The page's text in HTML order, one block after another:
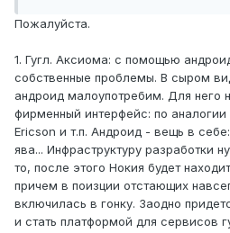
Пожалуйста.
1. Гугл. Аксиома: с помощью
собственные проблемы. В сыром
андроид малоупотребим. Для него
фирменный интерфейс: по
Ericson и т.п. Андроид - вещь в
ява... Инфраструктуру разработки
то, после этого Нокия будет
причем в поизции отстающих
включилась в гонку. Заодно
и стать платформой для сервисов